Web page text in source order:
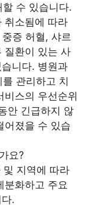
수 있습니다.
취소됨에 따라
증 허혈, 샤르
질환이 있는 사
니다. 병원과
관리하고 치
스의 우선순위
안 긴급하지 않
어졌을 수 있습
요?
및 지역에 따라
분화하고 주요
.